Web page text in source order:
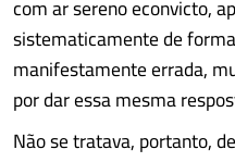
com ar sereno econvicto,
sistematicamente de
manifestamente errada,
por dar essa mesma
Não se tratava, portanto,